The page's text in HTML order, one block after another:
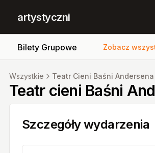
artystyczni
Bilety Grupowe Zobacz
Wszystkie Teatr Cieni Baśni Andersena
Teatr cieni Baśni
Szczegóły wydarzenia